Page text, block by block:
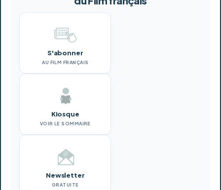
S'abonner
AU FILM FRANÇAIS
Kiosque
VOIR LE SOMMAIRE
Newsletter
GRATUITE